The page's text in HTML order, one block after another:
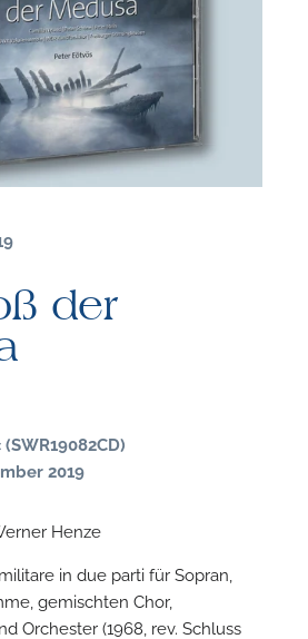
der
2019
Henze
in due parti für Sopran,
gemischten Chor,
Orchester (1968, rev. Schluss